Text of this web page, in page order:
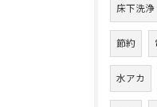
床下洗浄
節約
水アカ